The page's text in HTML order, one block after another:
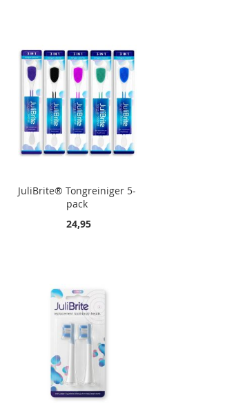
JuliBrite® Tongreiniger 5-
pack
24,95